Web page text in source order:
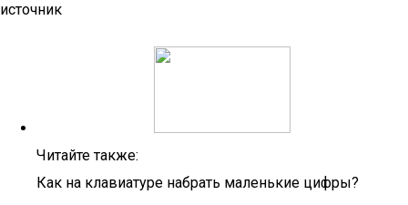
источник
Читайте также:
Как на клавиатуре набрать маленькие цифры?